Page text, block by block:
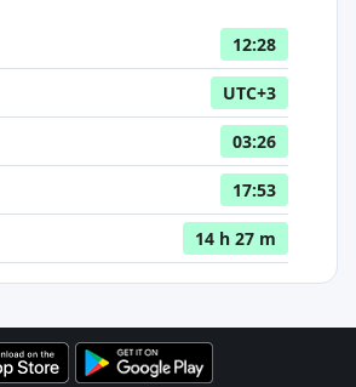
12:28
UTC+3
03:26
17:53
14 h 27 m